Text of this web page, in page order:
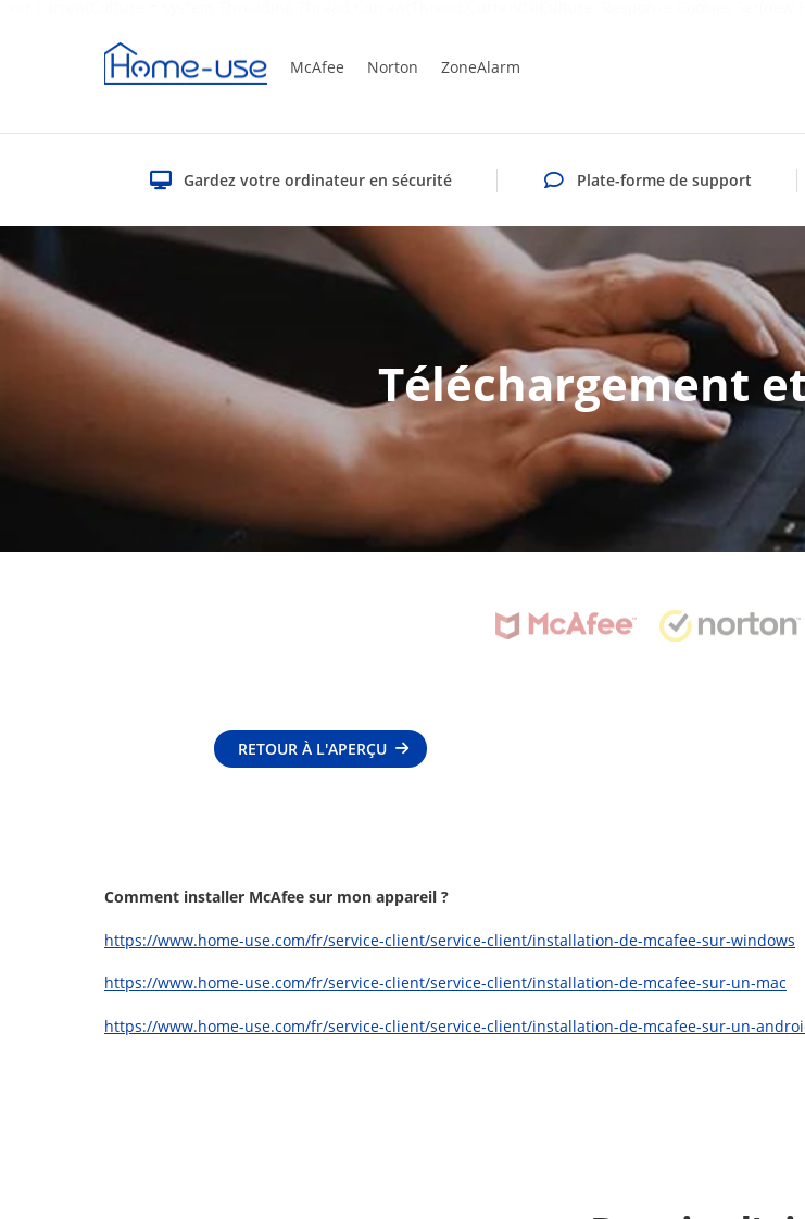
McAfee Norton ZoneAlarm
Gardez votre ordinateur en sécurité Plate-forme de support
Téléchargement
RETOUR À L'APERÇU
Comment installer McAfee sur mon appareil ?
https://www.home-use.com/fr/service-client/service-client/installation-de-mcafee-sur-windows
https://www.home-use.com/fr/service-client/service-client/installation-de-mcafee-sur-un-mac
https://www.home-use.com/fr/service-client/service-client/installation-de-mcafee-sur-un-